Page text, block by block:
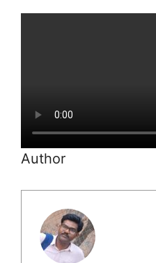
Author